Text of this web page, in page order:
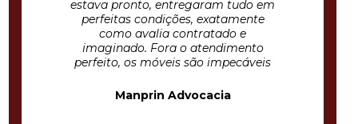
estava pronto, entregaram tudo em
perfeitas condições, exatamente
como avalia contratado e
imaginado. Fora o atendimento
perfeito, os móveis são impecáveis
Manprin Advocacia